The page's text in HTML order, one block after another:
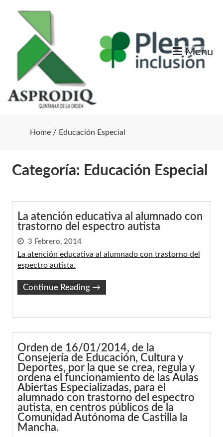
Menu
Home Educación Especial
Categoría: Educación Especial
La atención educativa al alumnado con
trastorno del espectro autista
3 Febrero, 2014
La atención educativa al alumnado con trastorno del
espectro autista.
Continue Reading →
Orden de 16/01/2014, de la
Consejería de Educación, Cultura y
Deportes, por la que se crea, regula y
ordena el funcionamiento de las Aulas
Abiertas Especializadas, para el
alumnado con trastorno del espectro
autista, en centros públicos de la
Comunidad Autónoma de Castilla la
Mancha.